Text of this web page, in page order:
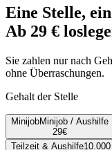
Eine Stelle,
Ab 29 €
Sie zahlen nur nach
ohne Überraschungen.
Gehalt der Stelle
MinijobMinijob / Aushilfe
29€
Teilzeit & Aushilfe